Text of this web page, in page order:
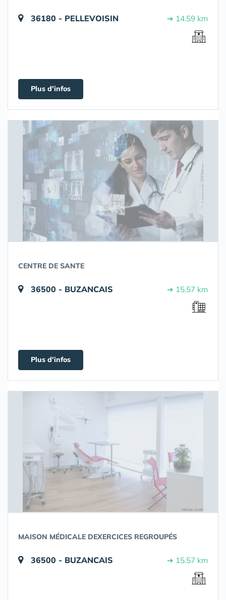
36180 - PELLEVOISIN ➔ 14.59 km
Plus d'infos
CENTRE DE SANTE
36500 - BUZANCAIS ➔ 15.57 km
Plus d'infos
MAISON MÉDICALE DEXERCICES REGROUPÉS
36500 - BUZANCAIS ➔ 15.57 km